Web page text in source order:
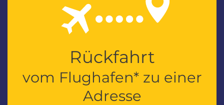
Rückfahrt
vom Flughafen* zu einer
Adresse